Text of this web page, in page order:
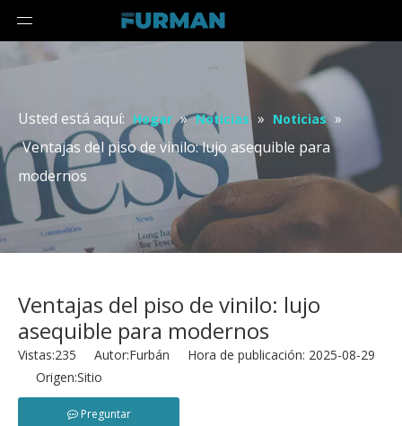
Usted está aquí: Hogar » Noticias » Noticias »
Ventajas del piso de vinilo: lujo asequible para
modernos
Ventajas del piso de vinilo: lujo
asequible para modernos
Vistas:235 Autor:Furbán Hora de publicación: 2025-08-29
Origen:Sitio
Preguntar